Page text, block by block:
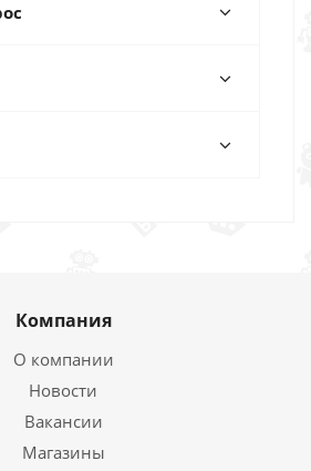
Компания
О компании
Новости
Вакансии
Магазины